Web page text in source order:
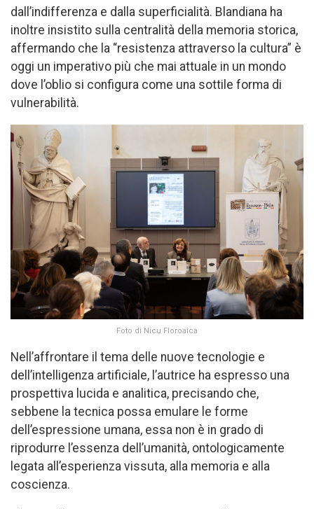
dall’indifferenza e dalla superficialità. Blandiana ha
inoltre insistito sulla centralità della memoria storica,
affermando che la “resistenza attraverso la cultura” è
oggi un imperativo più che mai attuale in un mondo
dove l’oblio si configura come una sottile forma di
vulnerabilità.
Foto di Nicu Floroaica
Nell’affrontare il tema delle nuove tecnologie e
dell’intelligenza artificiale, l’autrice ha espresso una
prospettiva lucida e analitica, precisando che,
sebbene la tecnica possa emulare le forme
dell’espressione umana, essa non è in grado di
riprodurre l’essenza dell’umanità, ontologicamente
legata all’esperienza vissuta, alla memoria e alla
coscienza.